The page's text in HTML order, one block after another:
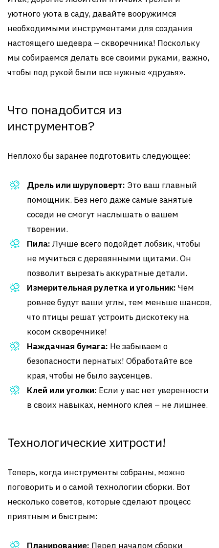
уютного уюта в саду, давайте вооружимся
необходимыми инструментами для создания
настоящего шедевра – скворечника! Поскольку
мы собираемся делать все своими руками, важно,
чтобы под рукой были все нужные «друзья».
Что понадобится из
инструментов?
Неплохо бы заранее подготовить следующее:
Дрель или шуруповерт: Это ваш главный
помощник. Без него даже самые занятые
соседи не смогут наслышать о вашем
творении.
Пила: Лучше всего подойдет лобзик, чтобы
не мучиться с деревянными щитами. Он
позволит вырезать аккуратные детали.
Измерительная рулетка и угольник: Чем
ровнее будут ваши углы, тем меньше шансов,
что птицы решат устроить дискотеку на
косом скворечнике!
Наждачная бумага: Не забываем о
безопасности пернатых! Обработайте все
края, чтобы не было заусенцев.
Клей или уголки: Если у вас нет уверенности
в своих навыках, немного клея – не лишнее.
Технологические хитрости!
Теперь, когда инструменты собраны, можно
поговорить и о самой технологии сборки. Вот
несколько советов, которые сделают процесс
приятным и быстрым:
Планирование: Перед началом сборки